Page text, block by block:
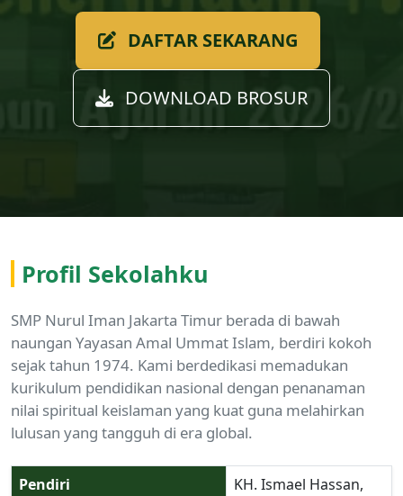
DAFTAR SEKARANG
DOWNLOAD BROSUR
Profil Sekolahku
SMP Nurul Iman Jakarta Timur berada di bawah
naungan Yayasan Amal Ummat Islam, berdiri kokoh
sejak tahun 1974. Kami berdedikasi memadukan
kurikulum pendidikan nasional dengan penanaman
nilai spiritual keislaman yang kuat guna melahirkan
lulusan yang tangguh di era global.
Pendiri
KH. Ismael Hassan,